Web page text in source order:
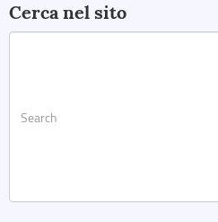
Cerca nel sito